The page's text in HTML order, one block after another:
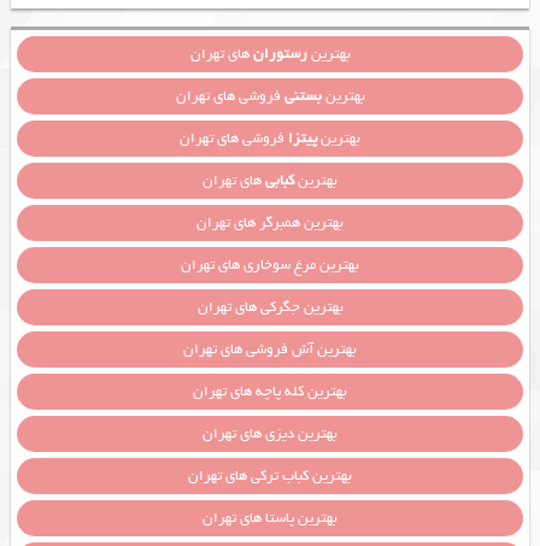
بهترینرستورانهای تهران
بهترینبستنی فروشی های تهران
بهترینپیتزا فروشی های تهران
بهترینکبابیهای تهران
بهترین همبرگر های تهران
بهترین مرغ سوخاری های تهران
بهترین جگرکی های تهران
بهترین آش فروشی های تهران
بهترین کله پاچه های تهران
بهترین دیزی های تهران
بهترین کباب ترکی های تهران
بهترین پاستا های تهران